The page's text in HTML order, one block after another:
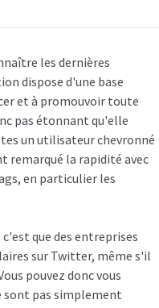
les dernières
dispose d'une base
et à promouvoir toute
pas étonnant qu'elle
un utilisateur chevronné
remarqué la rapidité avec
en particulier les
que des entreprises
sur Twitter, même s'il
pouvez donc vous
sont pas simplement